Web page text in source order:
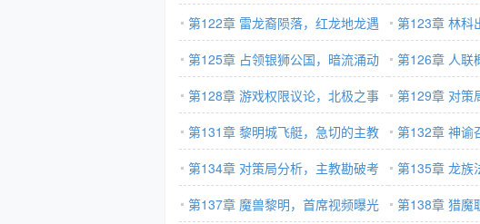
第122章 雷龙裔陨落，红龙地龙遇
险
第123章 林科
鸡。
第125章 占领银狮公国，暗流涌动
第126章 人联
行。
第128章 游戏权限议论，北极之事
公开在即
第129章 对策
战打算
第131章 黎明城飞艇，急切的主教
第132章 神谕
撼！
第134章 对策局分析，主教勘破考
验？
第135章 龙族
第137章 魔兽黎明，首席视频曝光
第138章 猎魔